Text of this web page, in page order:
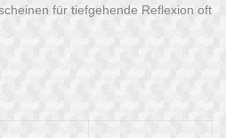
für tiefgehende Reflexion oft